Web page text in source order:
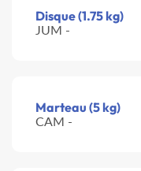
Disque (1.75 kg)
JUM -
Marteau (5 kg)
CAM -